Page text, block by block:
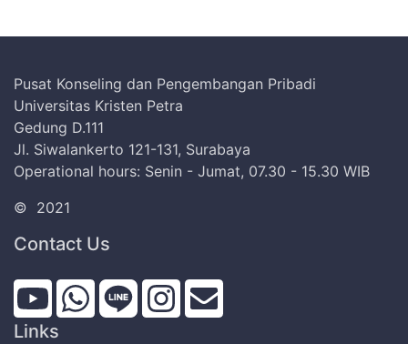
Pusat Konseling dan Pengembangan Pribadi
Universitas Kristen Petra
Gedung D.111
Jl. Siwalankerto 121-131, Surabaya
Operational hours: Senin - Jumat, 07.30 - 15.30 WIB
© 2021
Contact Us
Links